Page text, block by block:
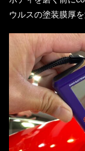
ウルスの塗装膜厚を